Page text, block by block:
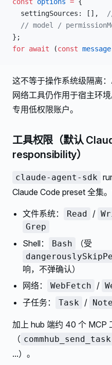
  settingSources: [],
// model /
};
for await (const message
这不等于操作系统级隔离
网络工具仍作用于宿主环
专用低权限账户。
工具权限（默认
responsibility）
claude-agent-sdk
Claude Code preset 全集
文件系统： Read /
Grep
Shell： Bash （受
响，不弹确认）
网络：
WebFetch /
子任务： Task /
加上 hub 端约 40 个 MCP
（ commhub_send_task
...）。